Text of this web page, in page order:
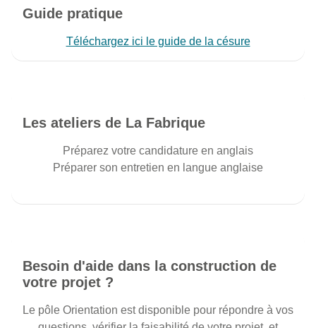
Guide pratique
Téléchargez ici le guide de la césure
Les ateliers de La Fabrique
Préparez votre candidature en anglais
Préparer son entretien en langue anglaise
Besoin d'aide dans la construction de
votre projet ?
Le pôle Orientation est disponible pour répondre à vos